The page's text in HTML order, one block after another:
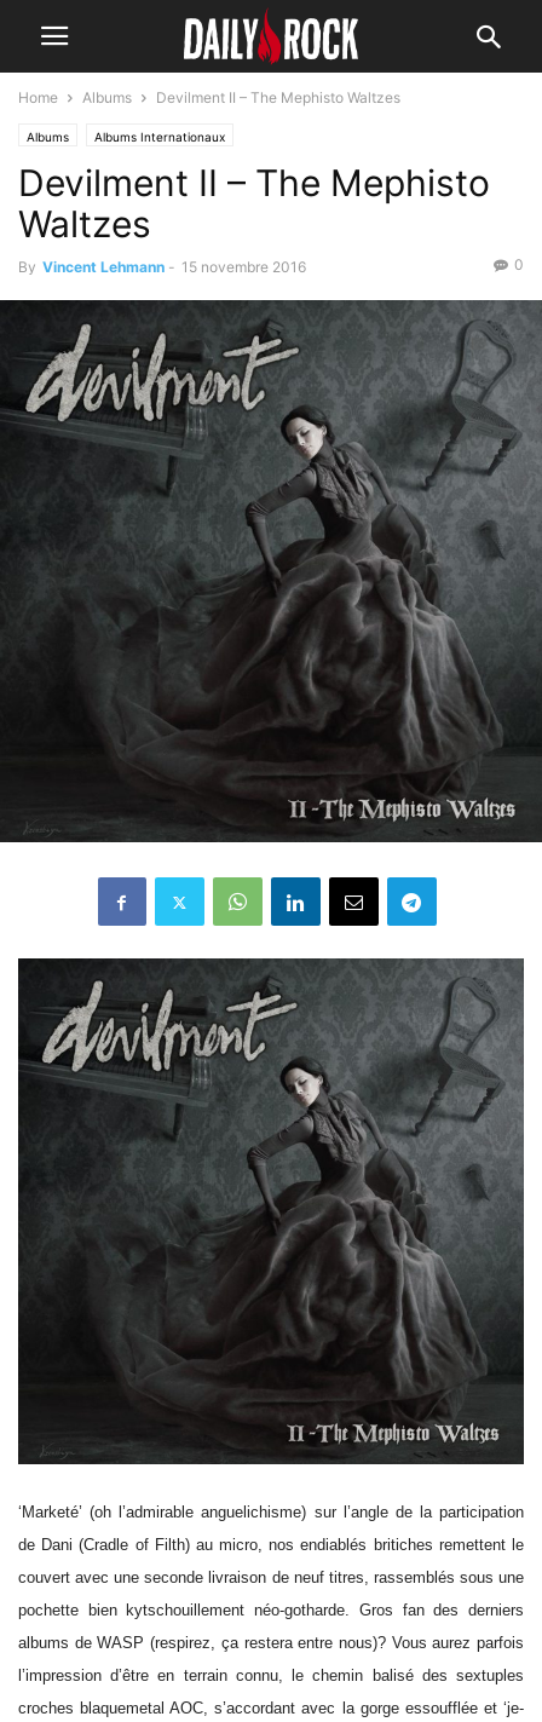
Home Albums Devilment II – The Mephisto Waltzes
Albums Albums Internationaux
Devilment II – The Mephisto
Waltzes
By Vincent Lehmann - 15 novembre 2016 0
‘Marketé’ (oh l’admirable anguelichisme) sur l’angle de la participation
de Dani (Cradle of Filth) au micro, nos endiablés britiches remettent le
couvert avec une seconde livraison de neuf titres, rassemblés sous une
pochette bien kytschouillement néo-gotharde. Gros fan des derniers
albums de WASP (respirez, ça restera entre nous)? Vous aurez parfois
l’impression d’être en terrain connu, le chemin balisé des sextuples
croches blaquemetal AOC, s’accordant avec la gorge essoufflée et ‘je-